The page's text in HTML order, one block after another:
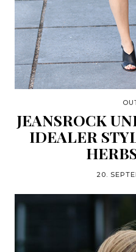
JEANSROCK
IDEALER
20.